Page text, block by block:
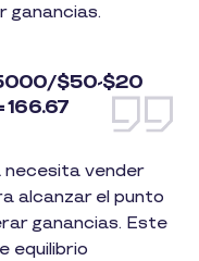
ganancias.
$50-$20
necesita vender
alcanzar el punto
ganancias. Este
equilibrio